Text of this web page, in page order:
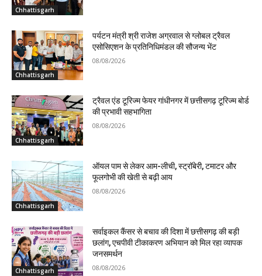
Chhattisgarh
Chhattisgarh
पर्यटन मंत्री श्री राजेश अग्रवाल से ग्लोबल ट्रैवल
एसोसिएशन के प्रतिनिधिमंडल की सौजन्य भेंट
08/08/2026
Chhattisgarh
ट्रैवल एंड टूरिज्म फेयर गांधीनगर में छत्तीसगढ़ टूरिज्म बोर्ड
की प्रभावी सहभागिता
08/08/2026
Chhattisgarh
ऑयल पाम से लेकर आम-लीची, स्ट्रॉबेरी, टमाटर और
फूलगोभी की खेती से बढ़ी आय
08/08/2026
Chhattisgarh
सर्वाइकल कैंसर से बचाव की दिशा में छत्तीसगढ़ की बड़ी
छलांग, एचपीवी टीकाकरण अभियान को मिल रहा व्यापक
जनसमर्थन
08/08/2026